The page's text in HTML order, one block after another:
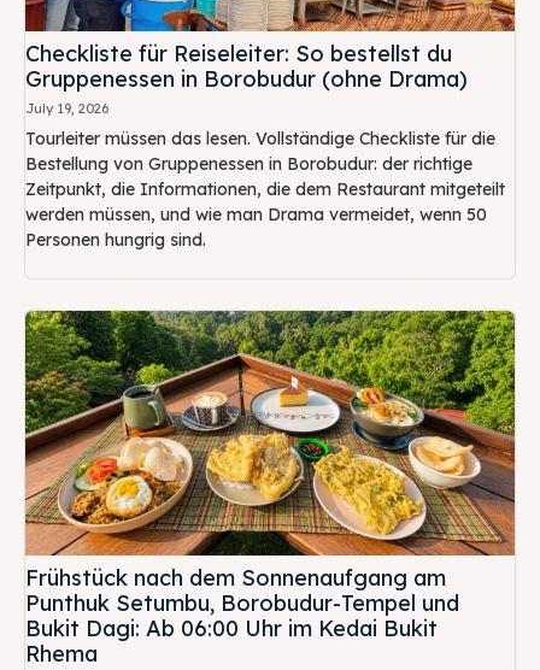
Checkliste für Reiseleiter: So bestellst du
Gruppenessen in Borobudur (ohne Drama)
July 19, 2026
Tourleiter müssen das lesen. Vollständige Checkliste für die
Bestellung von Gruppenessen in Borobudur: der richtige
Zeitpunkt, die Informationen, die dem Restaurant mitgeteilt
werden müssen, und wie man Drama vermeidet, wenn 50
Personen hungrig sind.
Frühstück nach dem Sonnenaufgang am
Punthuk Setumbu, Borobudur-Tempel und
Bukit Dagi: Ab 06:00 Uhr im Kedai Bukit
Rhema